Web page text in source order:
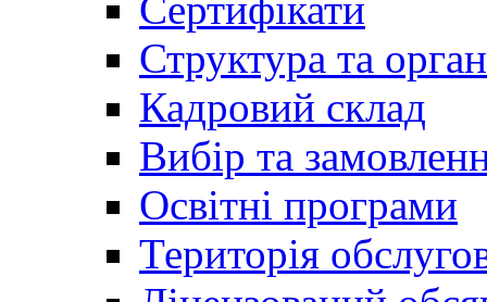
Сертифікати
Структура та
Кадровий склад
Вибір та
Освітні програми
Територія